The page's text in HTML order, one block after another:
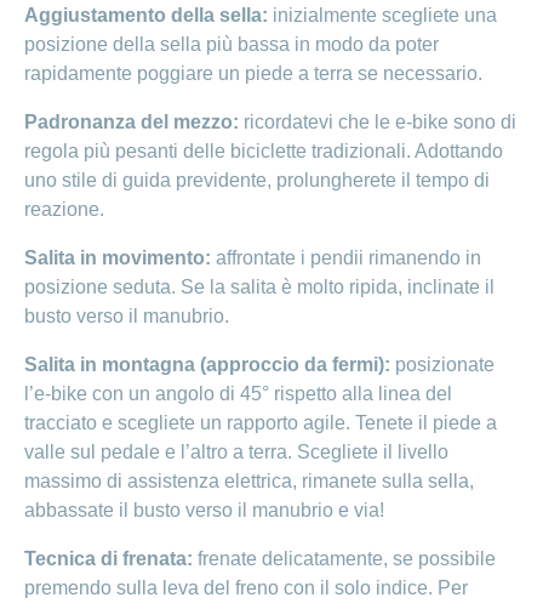
Aggiustamento della sella: inizialmente scegliete una
posizione della sella più bassa in modo da poter
rapidamente poggiare un piede a terra se necessario.
Padronanza del mezzo: ricordatevi che le e-bike sono di
regola più pesanti delle biciclette tradizionali. Adottando
uno stile di guida previdente, prolungherete il tempo di
reazione.
Salita in movimento: affrontate i pendii rimanendo in
posizione seduta. Se la salita è molto ripida, inclinate il
busto verso il manubrio.
Salita in montagna (approccio da fermi): posizionate
l’e-bike con un angolo di 45° rispetto alla linea del
tracciato e scegliete un rapporto agile. Tenete il piede a
valle sul pedale e l’altro a terra. Scegliete il livello
massimo di assistenza elettrica, rimanete sulla sella,
abbassate il busto verso il manubrio e via!
Tecnica di frenata: frenate delicatamente, se possibile
premendo sulla leva del freno con il solo indice. Per